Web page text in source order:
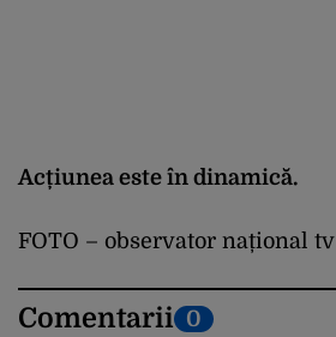
Acțiunea este în dinamică.
FOTO – observator național tv
Comentarii 0